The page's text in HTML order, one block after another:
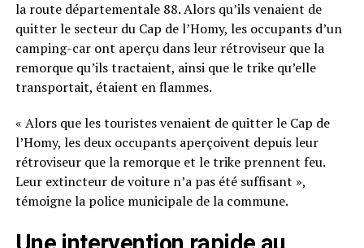
la route départementale 88. Alors qu’ils venaient de
quitter le secteur du Cap de l’Homy, les occupants d’un
camping-car ont aperçu dans leur rétroviseur que la
remorque qu’ils tractaient, ainsi que le trike qu’elle
transportait, étaient en flammes.
« Alors que les touristes venaient de quitter le Cap de
l’Homy, les deux occupants aperçoivent depuis leur
rétroviseur que la remorque et le trike prennent feu.
Leur extincteur de voiture n’a pas été suffisant »,
témoigne la police municipale de la commune.